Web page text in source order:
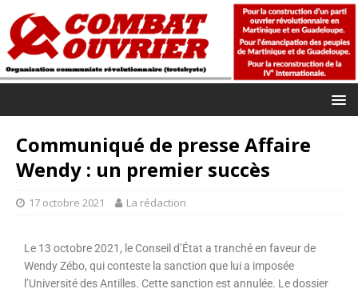
Communiqué de presse Affaire
Wendy : un premier succès
17 octobre 2021 La rédaction
Le 13 octobre 2021, le Conseil d’État a tranché en faveur de
Wendy Zébo, qui conteste la sanction que lui a imposée
l’Université des Antilles. Cette sanction est annulée. Le dossier